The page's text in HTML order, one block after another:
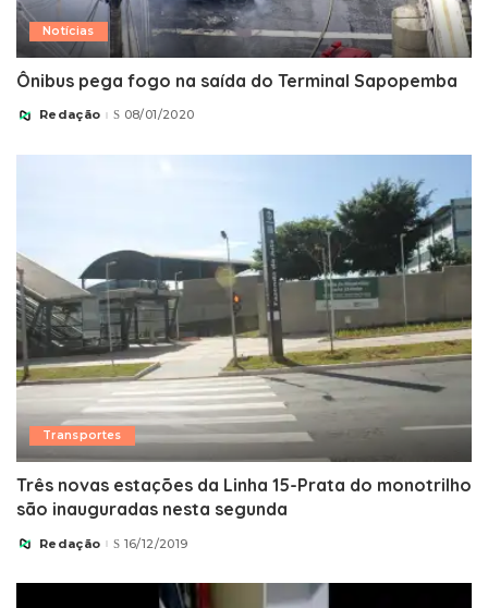
Notícias
Ônibus pega fogo na saída do Terminal Sapopemba
Posted
Redação 08/01/2020
Transportes
Três novas estações da Linha 15-Prata do monotrilho
são inauguradas nesta segunda
Posted
Redação 16/12/2019